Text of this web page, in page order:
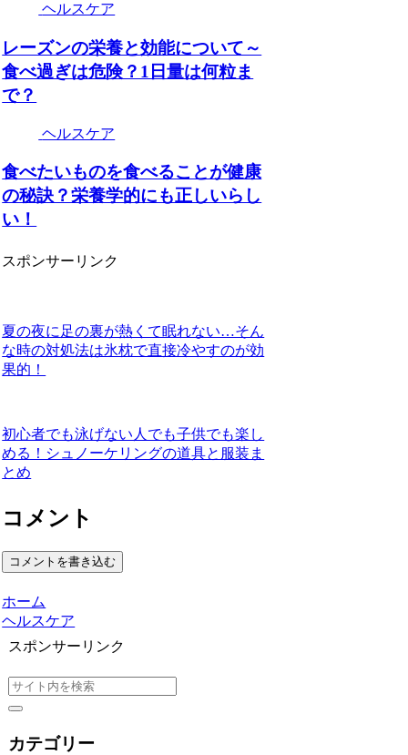
ヘルスケア
レーズンの栄養と効能について～
食べ過ぎは危険？1日量は何粒ま
で？
ヘルスケア
食べたいものを食べることが健康
の秘訣？栄養学的にも正しいらし
い！
スポンサーリンク
夏の夜に足の裏が熱くて眠れない…そん
な時の対処法は氷枕で直接冷やすのが効
果的！
初心者でも泳げない人でも子供でも楽し
める！シュノーケリングの道具と服装ま
とめ
コメント
コメントを書き込む
ホーム
ヘルスケア
スポンサーリンク
カテゴリー